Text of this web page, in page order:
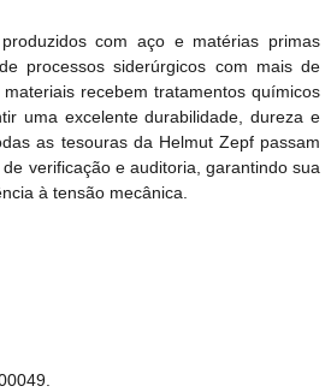
com aço e matérias primas
processos siderúrgicos com mais de
recebem tratamentos químicos
uma excelente durabilidade, dureza e
as tesouras da Helmut Zepf passam
verificação e auditoria, garantindo sua
à tensão mecânica.